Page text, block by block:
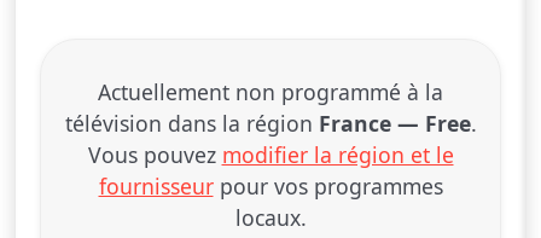
Actuellement non programmé à la
télévision dans la région France — Free.
Vous pouvez modifier la région et le
fournisseurpour vos programmes
locaux.